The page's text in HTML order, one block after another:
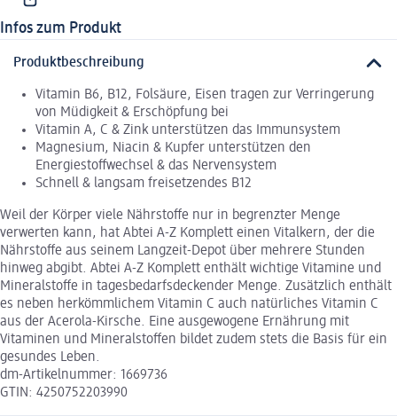
Infos zum Produkt
Produktbeschreibung
Vitamin B6, B12, Folsäure, Eisen tragen zur Verringerung
von Müdigkeit & Erschöpfung bei
Vitamin A, C & Zink unterstützen das Immunsystem
Magnesium, Niacin & Kupfer unterstützen den
Energiestoffwechsel & das Nervensystem
Schnell & langsam freisetzendes B12
Weil der Körper viele Nährstoffe nur in begrenzter Menge
verwerten kann, hat Abtei A-Z Komplett einen Vitalkern, der die
Nährstoffe aus seinem Langzeit-Depot über mehrere Stunden
hinweg abgibt. Abtei A-Z Komplett enthält wichtige Vitamine und
Mineralstoffe in tagesbedarfsdeckender Menge. Zusätzlich enthält
es neben herkömmlichem Vitamin C auch natürliches Vitamin C
aus der Acerola-Kirsche. Eine ausgewogene Ernährung mit
Vitaminen und Mineralstoffen bildet zudem stets die Basis für ein
gesundes Leben.
dm-Artikelnummer: 1669736
GTIN: 4250752203990